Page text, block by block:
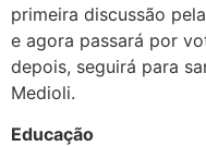
primeira discussão
e agora passará por
depois, seguirá para
Medioli.
Educação